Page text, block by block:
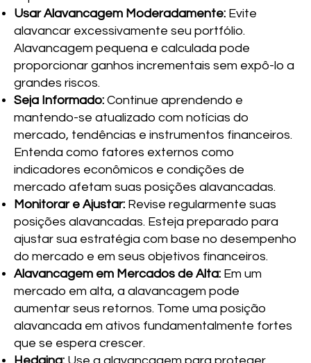
Usar Alavancagem Moderadamente: Evite
alavancar excessivamente seu portfólio.
Alavancagem pequena e calculada pode
proporcionar ganhos incrementais sem expô-lo a
grandes riscos.
Seja Informado: Continue aprendendo e
mantendo-se atualizado com notícias do
mercado, tendências e instrumentos financeiros.
Entenda como fatores externos como
indicadores econômicos e condições de
mercado afetam suas posições alavancadas.
Monitorar e Ajustar: Revise regularmente suas
posições alavancadas. Esteja preparado para
ajustar sua estratégia com base no desempenho
do mercado e em seus objetivos financeiros.
Alavancagem em Mercados de Alta: Em um
mercado em alta, a alavancagem pode
aumentar seus retornos. Tome uma posição
alavancada em ativos fundamentalmente fortes
que se espera crescer.
Hedging: Use a alavancagem para proteger